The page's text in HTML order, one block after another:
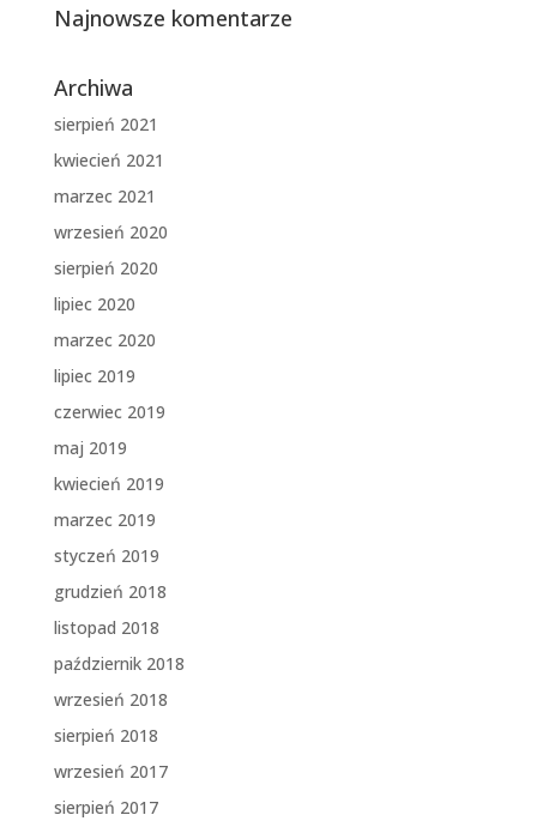
Najnowsze komentarze
Archiwa
sierpień 2021
kwiecień 2021
marzec 2021
wrzesień 2020
sierpień 2020
lipiec 2020
marzec 2020
lipiec 2019
czerwiec 2019
maj 2019
kwiecień 2019
marzec 2019
styczeń 2019
grudzień 2018
listopad 2018
październik 2018
wrzesień 2018
sierpień 2018
wrzesień 2017
sierpień 2017